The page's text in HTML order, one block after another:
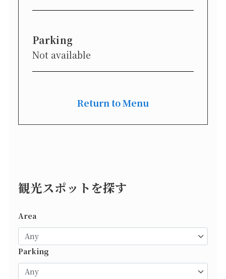
Parking
Not available
Return to Menu
観光スポットを探す
Area
Parking